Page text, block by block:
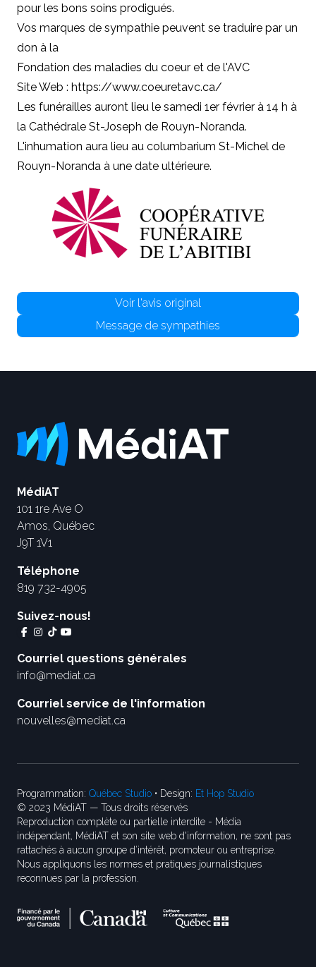
pour les bons soins prodigués.
Vos marques de sympathie peuvent se traduire par un
don à la
Fondation des maladies du coeur et de l'AVC
Site Web : https://www.coeuretavc.ca/
Les funérailles auront lieu le samedi 1er février à 14 h à
la Cathédrale St-Joseph de Rouyn-Noranda.
L'inhumation aura lieu au columbarium St-Michel de
Rouyn-Noranda à une date ultérieure.
Voir l'avis original
Message de sympathies
MédiAT
101 1re Ave O
Amos, Québec
J9T 1V1
Téléphone
819 732-4905
Suivez-nous!
Courriel questions générales
info@mediat.ca
Courriel service de l'information
nouvelles@mediat.ca
Programmation: Québec Studio • Design: Et Hop Studio
© 2023 MédiAT — Tous droits réservés
Reproduction complète ou partielle interdite - Média
indépendant, MédiAT et son site web d'information, ne sont pas
rattachés à aucun groupe d’intérêt, promoteur ou entreprise.
Nous appliquons les normes et pratiques journalistiques
reconnues par la profession.